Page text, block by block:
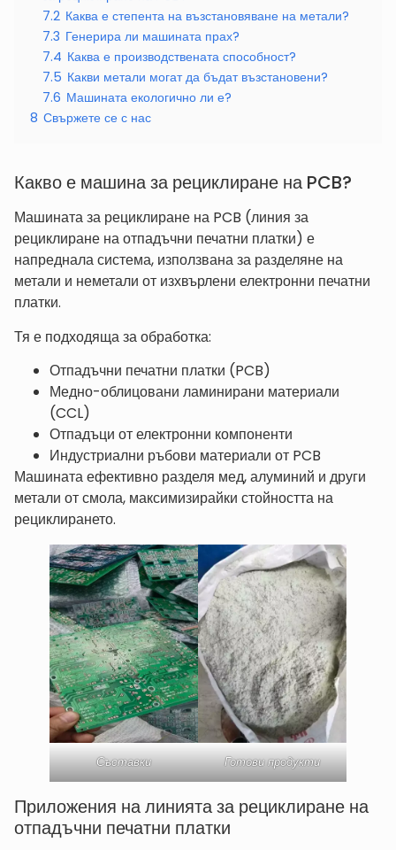
7.2 Каква е степента на възстановяване на метали?
7.3 Генерира ли машината прах?
7.4 Каква е производствената способност?
7.5 Какви метали могат да бъдат възстановени?
7.6 Машината екологично ли е?
8 Свържете се с нас
Какво е машина за рециклиране на PCB?
Машината за рециклиране на PCB (линия за
рециклиране на отпадъчни печатни платки) е
напреднала система, използвана за разделяне на
метали и неметали от изхвърлени електронни печатни
платки.
Тя е подходяща за обработка:
Отпадъчни печатни платки (PCB)
Медно-облицовани ламинирани материали
(CCL)
Отпадъци от електронни компоненти
Индустриални ръбови материали от PCB
Машината ефективно разделя мед, алуминий и други
метали от смола, максимизирайки стойността на
рециклирането.
Съставки Готови продукти
Приложения на линията за рециклиране на
отпадъчни печатни платки